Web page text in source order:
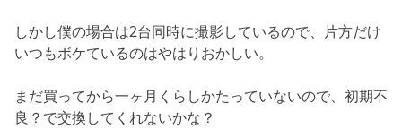
しかし僕の場合は2台同時に撮影しているので、片方だけ
いつもボケているのはやはりおかしい。
まだ買ってから一ヶ月くらしかたっていないので、初期不
良？で交換してくれないかな？